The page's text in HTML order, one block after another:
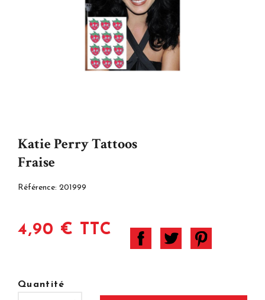
Katie Perry Tattoos
Fraise
Référence: 201999
4,90 € TTC
Quantité